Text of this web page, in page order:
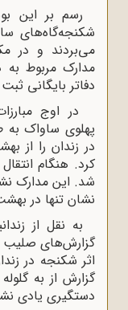
رسم بر این
شکنجه‌گاه‌های
می‌بردند و در
مدارک مربوط
دفاتر بایگانی
در اوج
پهلوی ساواک
در زندان را از
کرد. هنگام
نشان تنها در
به نقل از
اثر شکنجه در
گزارش از به
دستگیری یادی